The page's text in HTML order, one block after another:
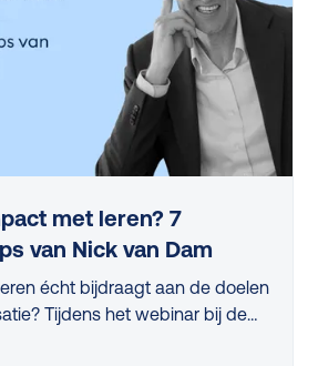
met leren? 7
van Nick van Dam
écht bijdraagt aan de doelen
Tijdens het webinar bij de